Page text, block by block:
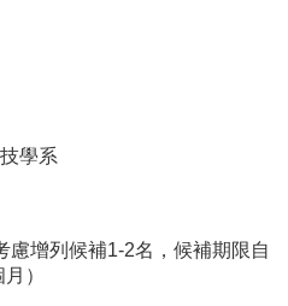
學系
慮增列候補1-2名，候補期限自
）